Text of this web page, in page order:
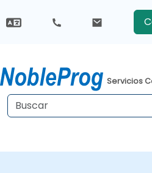
Servicios